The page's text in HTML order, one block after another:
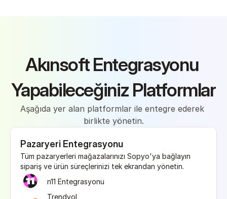
Akınsoft Entegrasyonu
Yapabileceğiniz Platformlar
Aşağıda yer alan platformlar ile entegre ederek
birlikte yönetin.
Pazaryeri Entegrasyonu
Tüm pazaryerleri mağazalarınızı Sopyo'ya bağlayın
sipariş ve ürün süreçlerinizi tek ekrandan yönetin.
n11 Entegrasyonu
Trendyol